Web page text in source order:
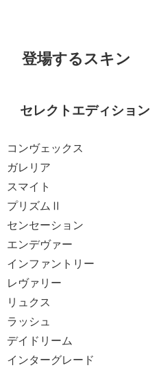
登場するスキン
セレクトエディション
コンヴェックス
ガレリア
スマイト
プリズムⅡ
センセーション
エンデヴァー
インファントリー
レヴァリー
リュクス
ラッシュ
デイドリーム
インターグレード